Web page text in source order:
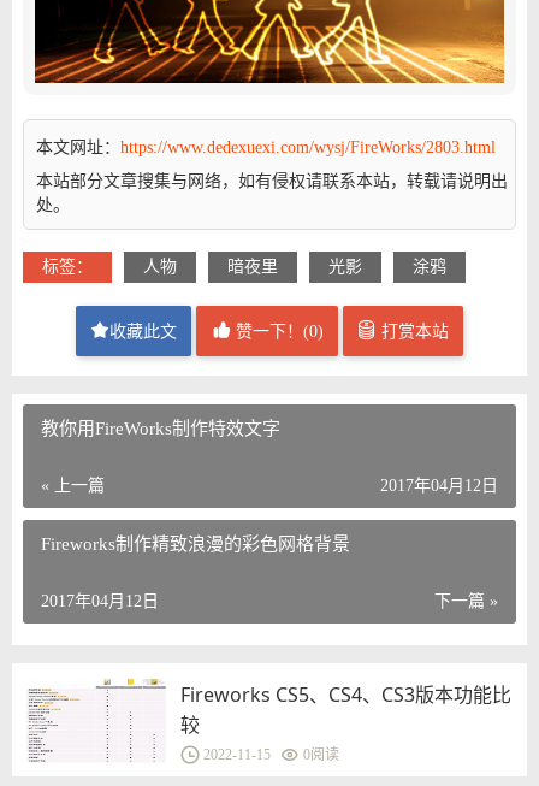
本文网址： https://www.dedexuexi.com/wysj/FireWorks/2803.html
本站部分文章搜集与网络，如有侵权请联系本站，转载请说明出
处。
标签： 人物 暗夜里 光影 涂鸦
收藏此文 赞一下！(0) 打赏本站
教你用FireWorks制作特效文字
« 上一篇 2017年04月12日
Fireworks制作精致浪漫的彩色网格背景
2017年04月12日 下一篇 »
Fireworks CS5、CS4、CS3版本功能比
较
2022-11-15 0阅读